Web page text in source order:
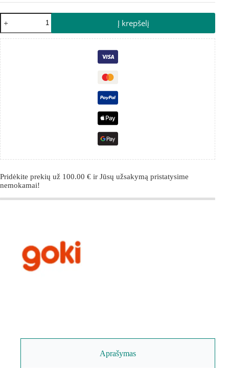
Į krepšelį
Pridėkite prekių už 100.00 € ir Jūsų užsakymą pristatysime
nemokamai!
Aprašymas